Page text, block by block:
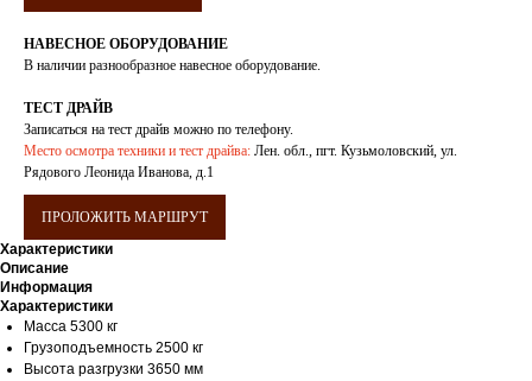
НАВЕСНОЕ ОБОРУДОВАНИЕ
В наличии разнообразное навесное оборудование.
ТЕСТ ДРАЙВ
Записаться на тест драйв можно по телефону.
Место осмотра техники и тест драйва: Лен. обл., пгт. Кузьмоловский, ул.
Рядового Леонида Иванова, д.1
ПРОЛОЖИТЬ МАРШРУТ
Характеристики
Описание
Информация
Характеристики
Масса 5300 кг
Грузоподъемность 2500 кг
Высота разгрузки 3650 мм